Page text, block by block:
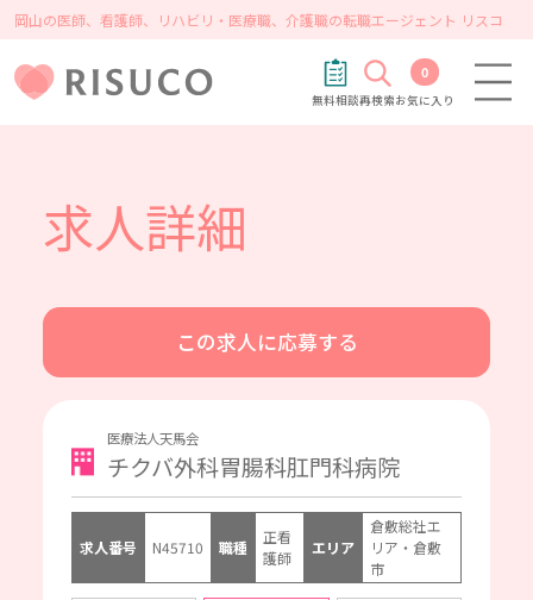
岡山の医師、看護師、リハビリ・医療職、介護職の転職エージェント リスコ
無料相談再検索
0
お気に入り
求人詳細
この求人に応募する
医療法人天馬会
チクバ外科胃腸科肛門科病院
求人番号 N45710 職種
正看
護師
エリア
倉敷総社エ
リア・倉敷
市